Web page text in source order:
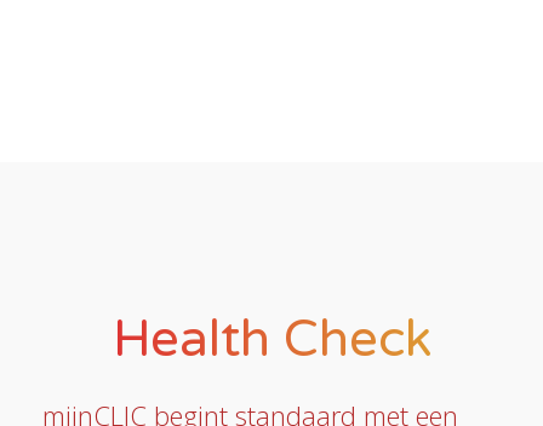
Health Check
mijnCLIC begint standaard met een